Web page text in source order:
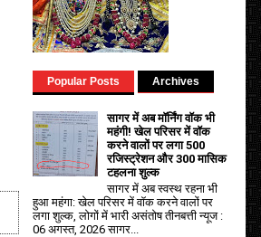
Popular Posts Archives
सागर में अब मॉर्निंग वॉक भी
महंगी! खेल परिसर में वॉक
करने वालों पर लगा ₹500
रजिस्ट्रेशन और ₹300 मासिक
टहलना शुल्क
सागर में अब स्वस्थ रहना भी
हुआ महंगा: खेल परिसर में वॉक करने वालों पर
लगा शुल्क, लोगों में भारी असंतोष तीनबत्ती न्यूज :
06 अगस्त, 2026 सागर...